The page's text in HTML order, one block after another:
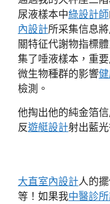
尿液樣本中綠設計師
內設計所采集信息
關特征代謝物指標
集了唾液樣本，重
微生物種群的影響
檢測。
他掏出他的純金箔
反遊艇設計射出藍
大直室內設計人的
等！如果我中醫診